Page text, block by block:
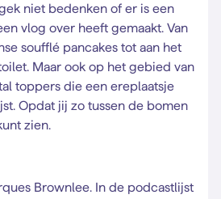
niet bedenken of er is een
vlog over heeft gemaakt. Van
soufflé pancakes tot aan het
Maar ook op het gebied van
toppers die een ereplaatsje
Opdat jij zo tussen de bomen
zien.
Brownlee. In de podcastlijst